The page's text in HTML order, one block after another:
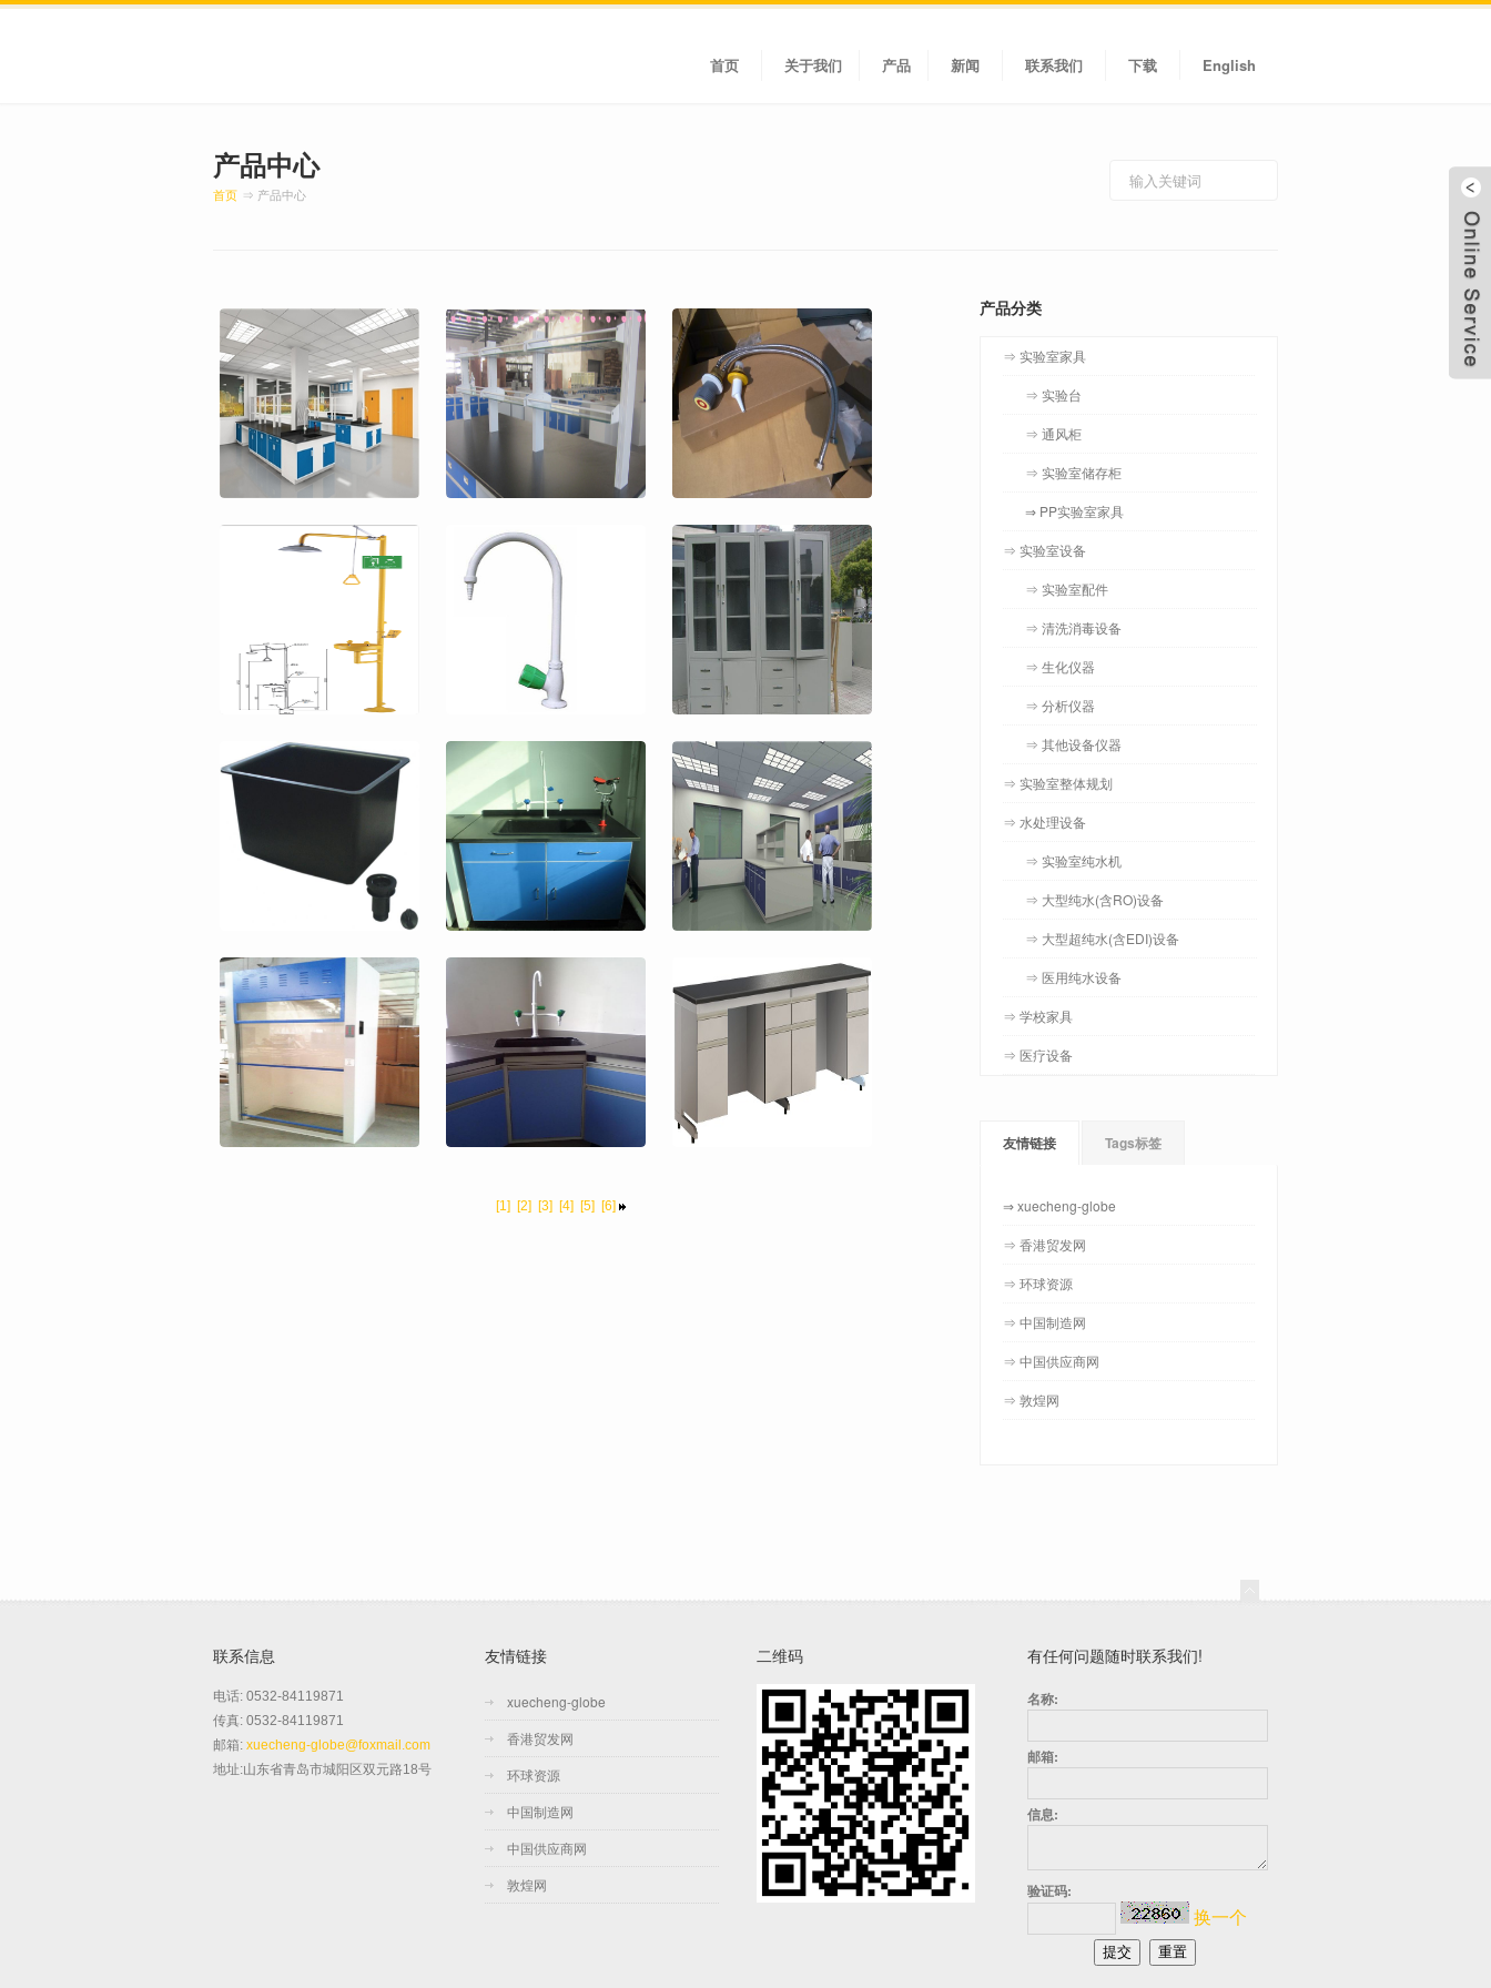
首页 关于我们 产品 新闻 联系我们 下载 English
产品中心
首页 ⇒ 产品中心
[1] [2] [3] [4] [5] [6]
产品分类
⇒ 实验室家具
⇒ 实验台
⇒ 通风柜
⇒ 实验室储存柜
⇒ PP实验室家具
⇒ 实验室设备
⇒ 实验室配件
⇒ 清洗消毒设备
⇒ 生化仪器
⇒ 分析仪器
⇒ 其他设备仪器
⇒ 实验室整体规划
⇒ 水处理设备
⇒ 实验室纯水机
⇒ 大型纯水(含RO)设备
⇒ 大型超纯水(含EDI)设备
⇒ 医用纯水设备
⇒ 学校家具
⇒ 医疗设备
友情链接 Tags标签
⇒ xuecheng-globe
⇒ 香港贸发网
⇒ 环球资源
⇒ 中国制造网
⇒ 中国供应商网
⇒ 敦煌网
联系信息
电话: 0532-84119871
传真: 0532-84119871
邮箱: xuecheng-globe@foxmail.com
地址:山东省青岛市城阳区双元路18号
友情链接
xuecheng-globe
香港贸发网
环球资源
中国制造网
中国供应商网
敦煌网
二维码 有任何问题随时联系我们!
名称:
邮箱:
信息:
验证码:
换一个